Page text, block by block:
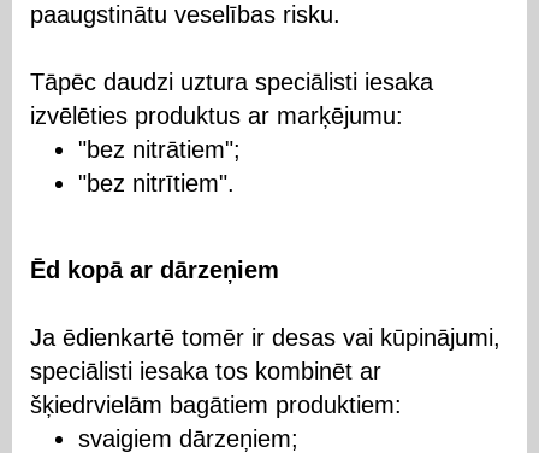
paaugstinātu veselības risku.
Tāpēc daudzi uztura speciālisti iesaka
izvēlēties produktus ar marķējumu:
"bez nitrātiem";
"bez nitrītiem".
Ēd kopā ar dārzeņiem
Ja ēdienkartē tomēr ir desas vai kūpinājumi,
speciālisti iesaka tos kombinēt ar
šķiedrvielām bagātiem produktiem:
svaigiem dārzeņiem;